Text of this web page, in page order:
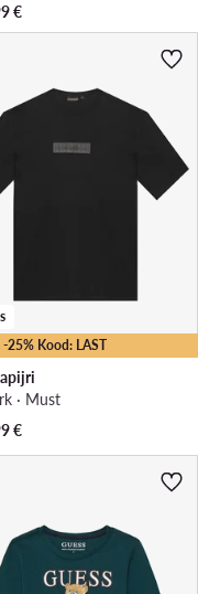
€
-25% Kood: LAST
· Must
€